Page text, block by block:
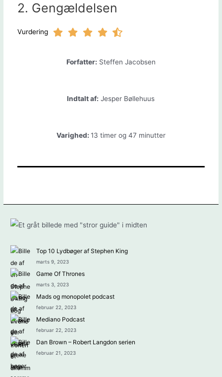
2. Gengældelsen
Vurdering
Forfatter: Steffen Jacobsen
Indtalt af: Jesper Bøllehuus
Varighed: 13 timer og 47 minutter
Top 10 Lydbøger af Stephen King
marts 9, 2023
Game Of Thrones
marts 3, 2023
Mads og monopolet podcast
februar 22, 2023
Mediano Podcast
februar 22, 2023
Dan Brown – Robert Langdon serien
februar 21, 2023